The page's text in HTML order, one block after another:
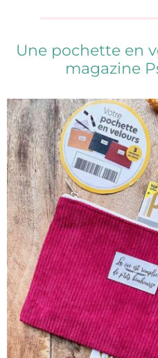
Une pochette en
magazine